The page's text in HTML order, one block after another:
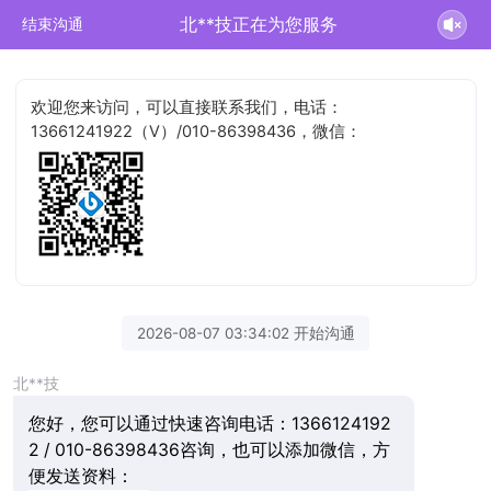
结束沟通 北**技正在为您服务
欢迎您来访问，可以直接联系我们，电话：
13661241922（V）/010-86398436，微信：
2026-08-07 03:34:02 开始沟通
北**技
您好，您可以通过快速咨询电话：1366124192
2 / 010-86398436咨询，也可以添加微信，方
便发送资料：